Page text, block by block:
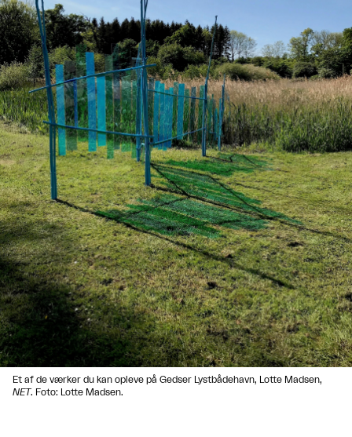
Et af de værker du kan opleve på Gedser Lystbådehavn, Lotte Madsen,
NET. Foto: Lotte Madsen.